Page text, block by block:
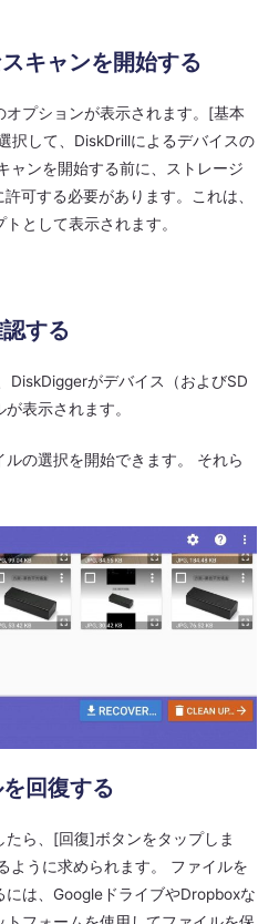
キャンを開始する
プションが表示されます。[基本
択して、DiskDrillによるデバイスの
ャンを開始する前に、ストレージ
可する必要があります。これは、
として表示されます。
する
DiskDiggerがデバイス（およびSD
表示されます。
の選択を開始できます。 それら
回復する
ら、[回復]ボタンをタップしま
ように求められます。 ファイルを
は、GoogleドライブやDropboxな